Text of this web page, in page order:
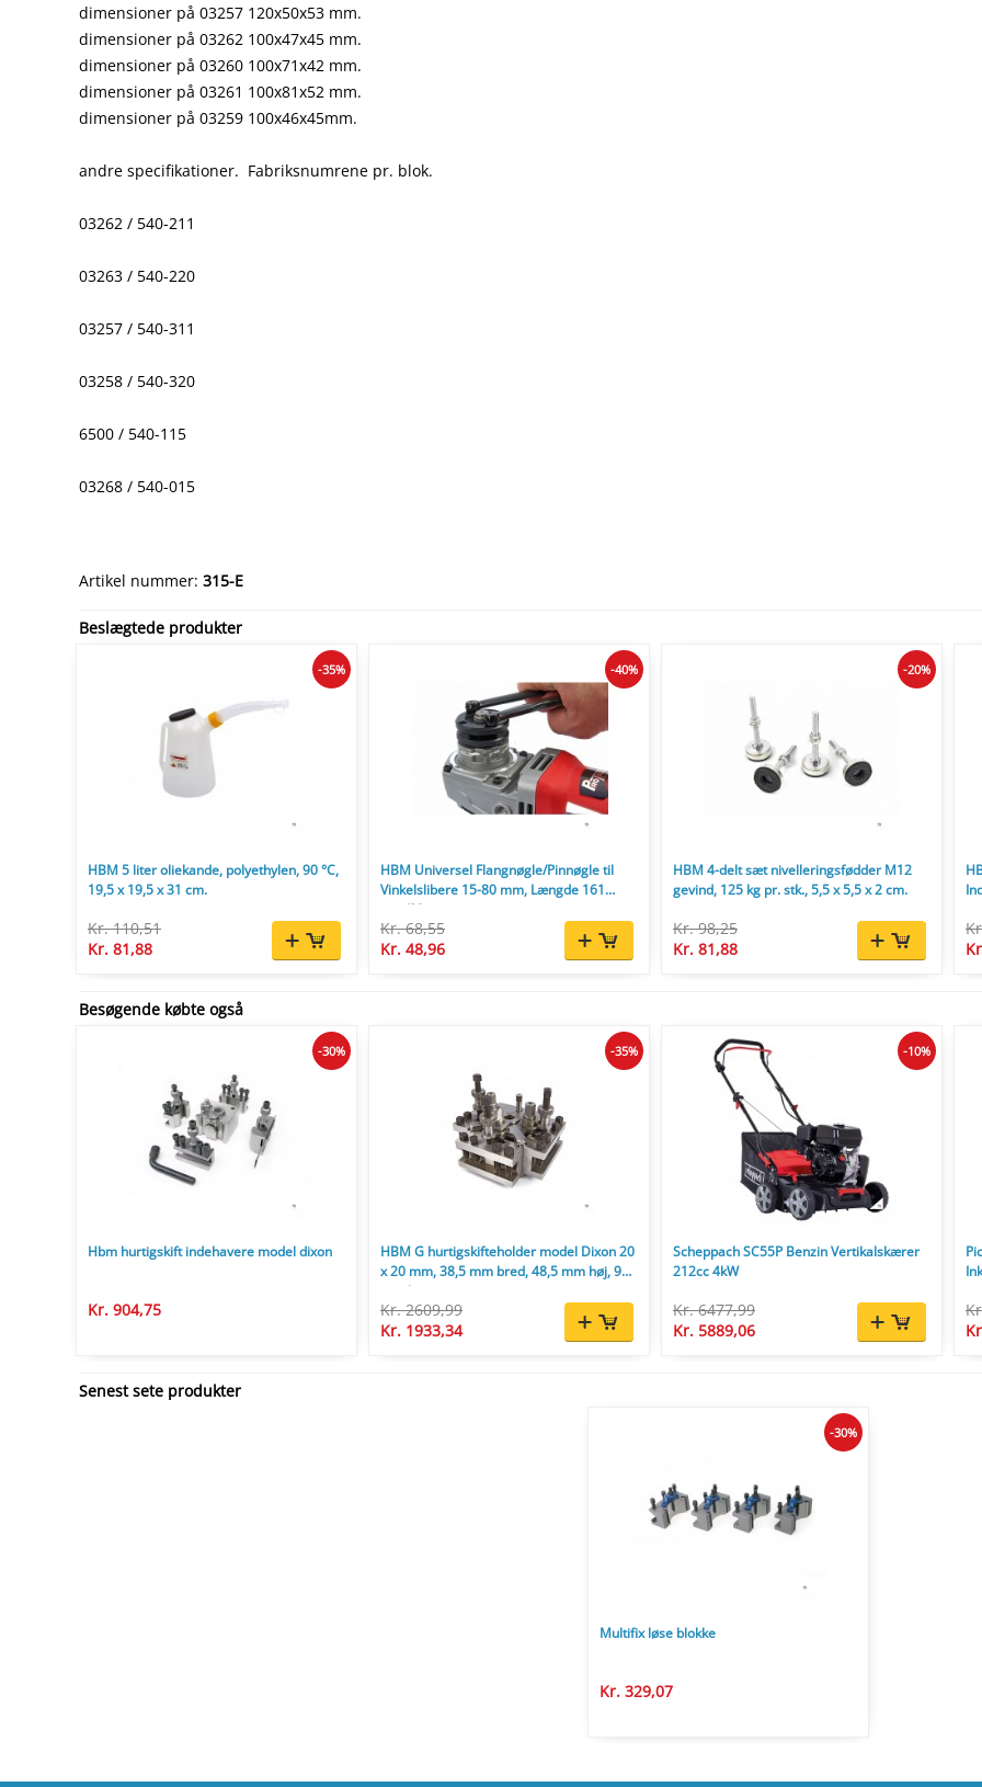
dimensioner på 03257 120x50x53 mm.
dimensioner på 03262 100x47x45 mm.
dimensioner på 03260 100x71x42 mm.
dimensioner på 03261 100x81x52 mm.
dimensioner på 03259 100x46x45mm.
andre specifikationer. Fabriksnumrene pr. blok.
03262 / 540-211
03263 / 540-220
03257 / 540-311
03258 / 540-320
6500 / 540-115
03268 / 540-015
Artikel nummer: 315-E
Beslægtede produkter
HBM 5 liter oliekande, polyethylen, 90 °C,
19,5 x 19,5 x 31 cm.
Kr. 110,51
Kr. 81,88
-35%
HBM Universel Flangnøgle/Pinnøgle til
Vinkelslibere 15-80 mm, Længde 161
mm/80 mm.
Kr. 68,55
Kr. 48,96
-40%
HBM 4-delt sæt nivelleringsfødder M12
gevind, 125 kg pr. stk., 5,5 x 5,5 x 2 cm.
Kr. 98,25
Kr. 81,88
-20%
Besøgende købte også
Hbm hurtigskift indehavere model dixon
Kr. 904,75
-30%
HBM G hurtigskifteholder model Dixon 20
x 20 mm, 38,5 mm bred, 48,5 mm høj, 98
mm lang.
Kr. 2609,99
Kr. 1933,34
-35%
Scheppach SC55P Benzin Vertikalskærer
212cc 4kW
Kr. 6477,99
Kr. 5889,06
-10%
Senest sete produkter
Multifix løse blokke
Kr. 329,07
-30%